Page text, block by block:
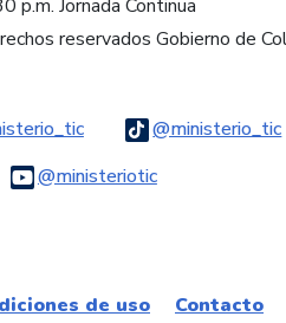
p.m. Jornada Continua
reservados Gobierno de
Logo Threads@ministerio_tic
Facebook
@ministerioticLogo Youtube
de uso Contacto